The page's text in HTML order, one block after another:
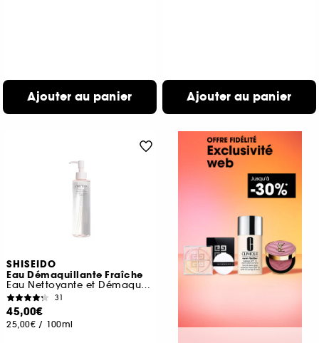
Ajouter au panier Ajouter au panier
SHISEIDO
Eau Démaquillante Fraîche
Eau Nettoyante et Démaquillante
31
45,00€
25,00€ / 100ml